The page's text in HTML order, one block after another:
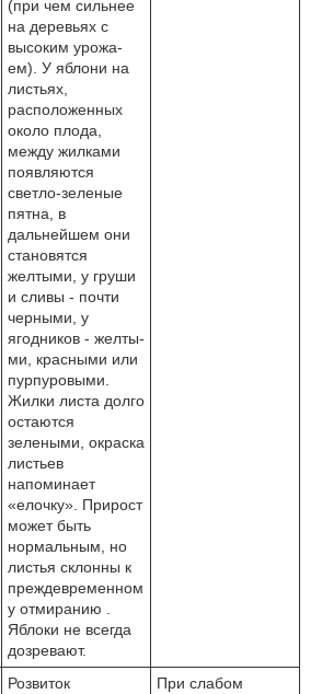
(при чем сильнее
на деревьях с
высоким урожа­
ем). У яблони на
листьях,
расположенных
около плода,
между жилками
появляются
светло-зеленые
пятна, в
дальнейшем они
становятся
желтыми, у груши
и сливы - почти
черными, у
ягодников - желты­
ми, красными или
пурпуровыми.
Жилки листа долго
остаются
зелеными, окраска
листьев
напоминает
«елочку». Прирост
может быть
нормальным, но
листья склон­ны к
преждевременном
у отмиранию .
Яблоки не всегда
дозревают.
Розвиток
При слабом